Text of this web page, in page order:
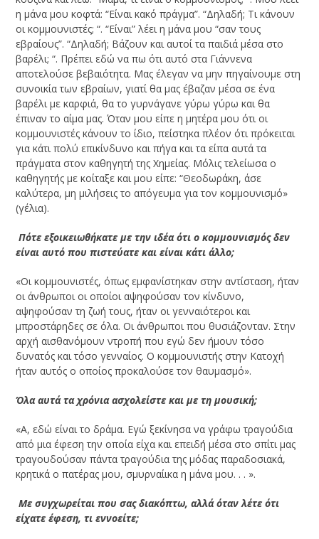
η μάνα μου κοφτά: “Είναι κακό πράγμα”. “Δηλαδή; Τι κάνουν
οι κομμουνιστές; “. “Είναι” λέει η μάνα μου “σαν τους
εβραίους”. “Δηλαδή; Βάζουν και αυτοί τα παιδιά μέσα στο
βαρέλι; “. Πρέπει εδώ να πω ότι αυτό στα Γιάννενα
αποτελούσε βεβαιότητα. Μας έλεγαν να μην πηγαίνουμε στη
συνοικία των εβραίων, γιατί θα μας έβαζαν μέσα σε ένα
βαρέλι με καρφιά, θα το γυρνάγανε γύρω γύρω και θα
έπιναν το αίμα μας. Όταν μου είπε η μητέρα μου ότι οι
κομμουνιστές κάνουν το ίδιο, πείστηκα πλέον ότι πρόκειται
για κάτι πολύ επικίνδυνο και πήγα και τα είπα αυτά τα
πράγματα στον καθηγητή της Χημείας. Μόλις τελείωσα ο
καθηγητής με κοίταξε και μου είπε: “Θεοδωράκη, άσε
καλύτερα, μη μιλήσεις το απόγευμα για τον κομμουνισμό»
(γέλια).
­ Πότε εξοικειωθήκατε με την ιδέα ότι ο κομμουνισμός δεν
είναι αυτό που πιστεύατε και είναι κάτι άλλο;
«Οι κομμουνιστές, όπως εμφανίστηκαν στην αντίσταση, ήταν
οι άνθρωποι οι οποίοι αψηφούσαν τον κίνδυνο,
αψηφούσαν τη ζωή τους, ήταν οι γενναιότεροι και
μπροστάρηδες σε όλα. Οι άνθρωποι που θυσιάζονταν. Στην
αρχή αισθανόμουν ντροπή που εγώ δεν ήμουν τόσο
δυνατός και τόσο γενναίος. Ο κομμουνιστής στην Κατοχή
ήταν αυτός ο οποίος προκαλούσε τον θαυμασμό».
­Όλα αυτά τα χρόνια ασχολείστε και με τη μουσική;
«Α, εδώ είναι το δράμα. Εγώ ξεκίνησα να γράφω τραγούδια
από μια έφεση την οποία είχα και επειδή μέσα στο σπίτι μας
τραγουδούσαν πάντα τραγούδια της μόδας παραδοσιακά,
κρητικά ο πατέρας μου, σμυρναίικα η μάνα μου. . . ».
­ Με συγχωρείται που σας διακόπτω, αλλά όταν λέτε ότι
είχατε έφεση, τι εννοείτε;